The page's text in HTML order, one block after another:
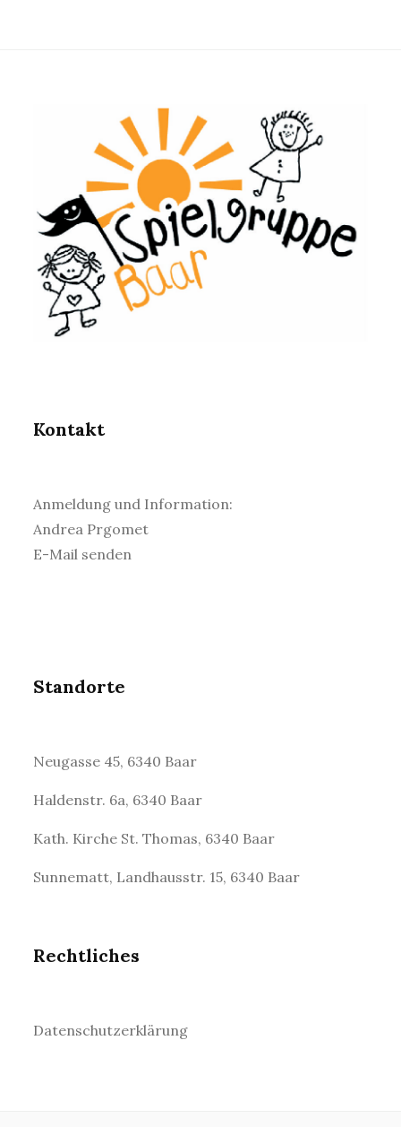
Kontakt
Anmeldung und Information:
Andrea Prgomet
E-Mail senden
Standorte
Neugasse 45, 6340 Baar
Haldenstr. 6a, 6340 Baar
Kath. Kirche St. Thomas, 6340 Baar
Sunnematt, Landhausstr. 15, 6340 Baar
Rechtliches
Datenschutzerklärung